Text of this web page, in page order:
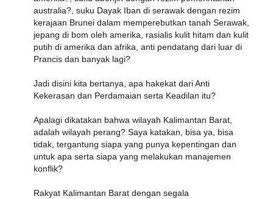
australia?, suku Dayak Iban di serawak dengan rezim
kerajaan Brunei dalam memperebutkan tanah Serawak,
jepang di bom oleh amerika, rasialis kulit hitam dan kulit
putih di amerika dan afrika, anti pendatang dari luar di
Prancis dan banyak lagi?
Jadi disini kita bertanya, apa hakekat dari Anti
Kekerasan dan Perdamaian serta Keadilan itu?
Apalagi dikatakan bahwa wilayah Kalimantan Barat,
adalah wilayah perang? Saya katakan, bisa ya, bisa
tidak, tergantung siapa yang punya kepentingan dan
untuk apa serta siapa yang melakukan manajemen
konflik?
Rakyat Kalimantan Barat dengan segala